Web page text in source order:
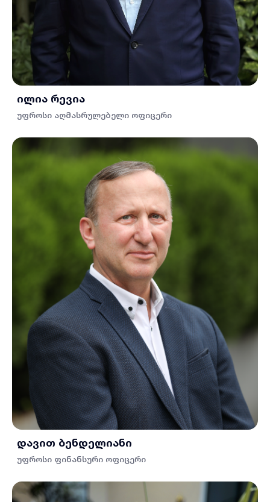
ილია რევია
უფროსი აღმასრულებელი ოფიცერი
დავით ბენდელიანი
უფროსი ფინანსური ოფიცერი